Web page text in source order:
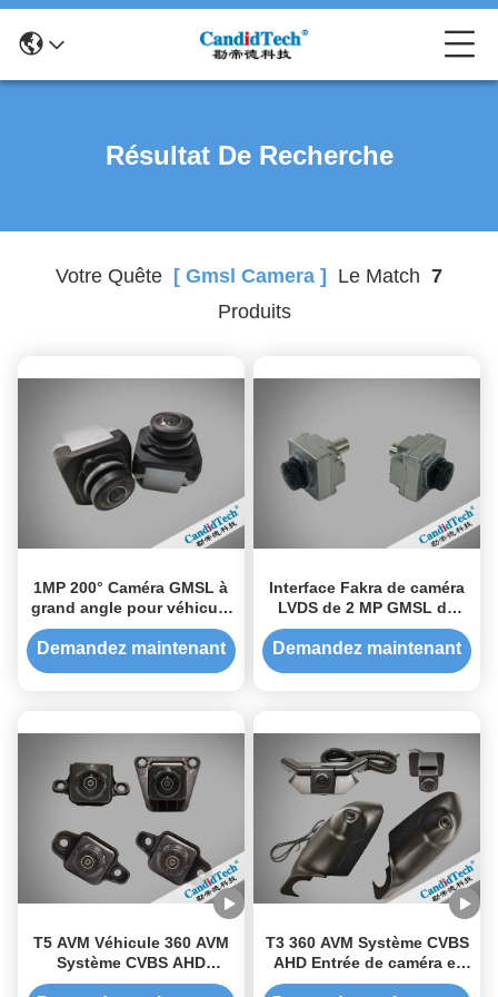
Résultat De Recherche
Votre Quête [ Gmsl Camera ] Le Match 7
Produits
1MP 200° Caméra GMSL à
grand angle pour véhicule
Capteur CMOS
Demandez maintenant
Interface Fakra de caméra
LVDS de 2 MP GMSL de
qualité automobile à 2
Gbps
Demandez maintenant
T5 AVM Véhicule 360 AVM
Système CVBS AHD
Capteur d'entrée AHD
T3 360 AVM Système CVBS
AHD Entrée de caméra et
CVBS HDMI Sortie NTSC